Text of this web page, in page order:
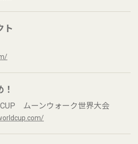
ト
CUP ムーンウォーク世界大会